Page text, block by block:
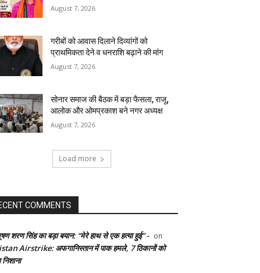
August 7, 2026
गरीबों को आवास दिलाने दिव्यांगों को
प्राथमिकता देने व धनराशि बढ़ाने की मांग
August 7, 2026
सोनार समाज की बैठक में बड़ा फैसला, राजू,
आलोक और ओमप्रकाश बने नगर अध्यक्ष
August 7, 2026
Load more
COMMENTS
शरण सिंह का बड़ा बयान: “मेरे हाथ से एक हत्या हुई” - on
Airstrike: अफगानिस्तान में पाक हमले, 7 ठिकानों को
निशाना